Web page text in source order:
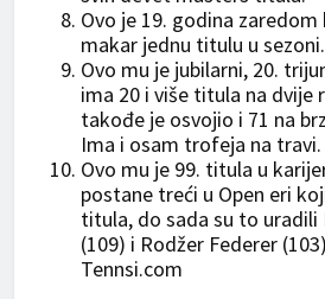
Ovo je 19. godina
makar jednu titulu u sezoni.
Ovo mu je jubilarni, 20.
ima 20 i više titula na dvije
takođe je osvojio i 71 na
Ima i osam trofeja na travi.
Ovo mu je 99. titula u
postane treći u Open eri
titula, do sada su to uradili
(109) i Rodžer Federer
Tennsi.com